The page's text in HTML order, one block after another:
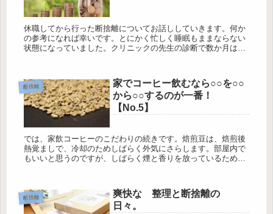
休職してから行った断捨離についてお話ししていきます。何か
の参考になれば幸いです。とにかく忙しく睡眠もままならない
状態になっていました。クリニックの先生の診断で数か月は会
断捨離
家でコーヒー飲むなら○○を○○
から○○するのが一番！
【No.5】
では、家飲コーヒーのこだわりの続きです。焙煎豆は、焙煎後
熱覚ましで、冷却のためしばらく外気にさらします。部屋内で
もいいと思うのですが、しばらく煙と香りを放っているため、
断捨離
爽快な 整理と断捨離の
日々。